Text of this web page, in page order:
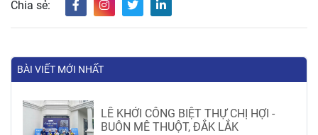
Chia sẻ:
BÀI VIẾT MỚI NHẤT
LỄ KHỞI CÔNG BIỆT THỰ CHỊ HỢI -
BUÔN MÊ THUỘT, ĐẮK LẮK